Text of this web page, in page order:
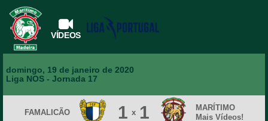
VÍDEOS
domingo, 19 de janeiro de 2020
Liga NOS - Jornada 17
FAMALICÃO 1 x 1
MARÍTIMO
Mais Vídeos!